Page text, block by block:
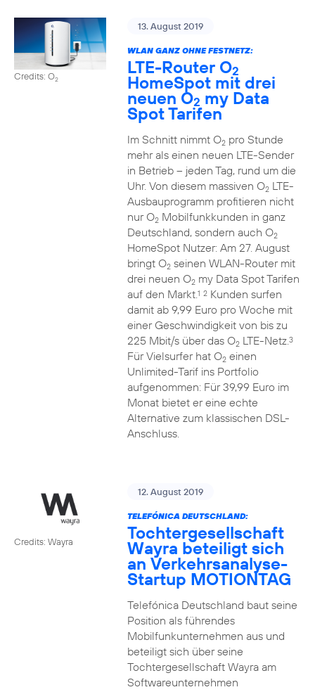
Credits: O2
13. August 2019
WLAN GANZ OHNE FESTNETZ:
LTE-Router O2
HomeSpot mit drei
neuen O2 my Data
Spot Tarifen
Im Schnitt nimmt O2pro Stunde
mehr als einen neuen LTE-Sender
in Betrieb – jeden Tag, rund um die
Uhr. Von diesem massiven O2LTE-
Ausbauprogramm profitieren nicht
nur O2Mobilfunkkunden in ganz
Deutschland, sondern auch O2
HomeSpot Nutzer: Am 27. August
bringt O2seinen WLAN-Router mit
drei neuen O2my Data Spot Tarifen
auf den Markt.1 2Kunden surfen
damit ab 9,99 Euro pro Woche mit
einer Geschwindigkeit von bis zu
225 Mbit/s über das O2LTE-Netz.3
Für Vielsurfer hat O2einen
Unlimited-Tarif ins Portfolio
aufgenommen: Für 39,99 Euro im
Monat bietet er eine echte
Alternative zum klassischen DSL-
Anschluss.
Credits: Wayra
12. August 2019
TELEFÓNICA DEUTSCHLAND:
Tochtergesellschaft
Wayra beteiligt sich
an Verkehrsanalyse-
Startup MOTIONTAG
Telefónica Deutschland baut seine
Position als führendes
Mobilfunkunternehmen aus und
beteiligt sich über seine
Tochtergesellschaft Wayra am
Softwareunternehmen